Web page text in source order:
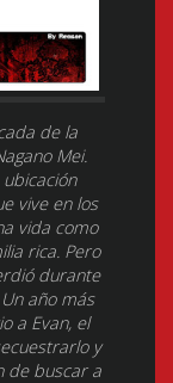
de la
Mei.
vive en los
vida como
rica. Pero
durante
año más
a Evan, el
y
de buscar a